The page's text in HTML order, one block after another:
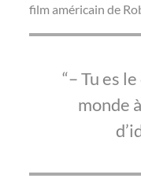
film américain de
– Tu es
monde